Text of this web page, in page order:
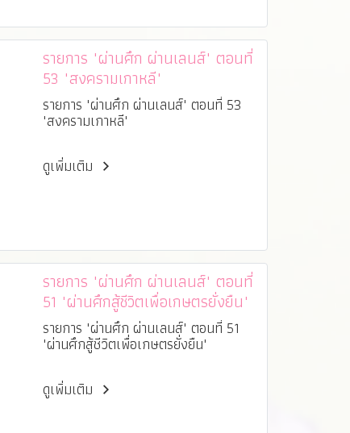
รายการ "ผ่านศึก ผ่านเลนส์" ตอนที่
53 "สงครามเกาหลี"
รายการ "ผ่านศึก ผ่านเลนส์" ตอนที่ 53
"สงครามเกาหลี"
ดูเพิ่มเติม
รายการ "ผ่านศึก ผ่านเลนส์" ตอนที่
51 "ผ่านศึกสู้ชีวิตเพื่อเกษตรยั่งยืน"
รายการ "ผ่านศึก ผ่านเลนส์" ตอนที่ 51
"ผ่านศึกสู้ชีวิตเพื่อเกษตรยั่งยืน"
ดูเพิ่มเติม